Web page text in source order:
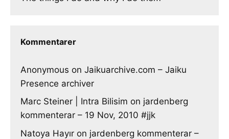
Kommentarer
Anonymous on Jaikuarchive.com – Jaiku
Presence archiver
Marc Steiner | Intra Bilisim on jardenberg
kommenterar – 19 Nov, 2010 #jjk
Natoya Hayır on jardenberg kommenterar –